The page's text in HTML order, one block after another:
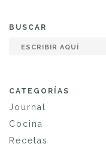
BUSCAR
CATEGORÍAS
Journal
Cocina
Recetas